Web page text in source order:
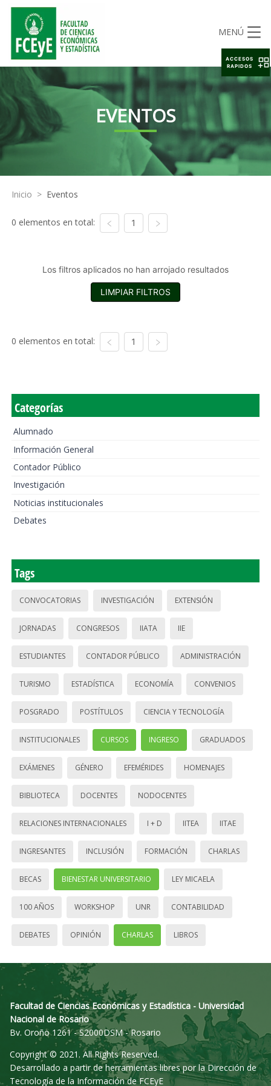
MENÚ
EVENTOS
Inicio > Eventos
0 elementos en total: 1
Los filtros aplicados no han arrojado resultados
LIMPIAR FILTROS
0 elementos en total: 1
Categorías
Alumnado
Información General
Contador Público
Investigación
Noticias institucionales
Debates
Tags
CONVOCATORIAS INVESTIGACIÓN EXTENSIÓN
JORNADAS CONGRESOS IIATA IIE
ESTUDIANTES CONTADOR PÚBLICO ADMINISTRACIÓN
TURISMO ESTADÍSTICA ECONOMÍA CONVENIOS
POSGRADO POSTÍTULOS CIENCIA Y TECNOLOGÍA
INSTITUCIONALES CURSOS INGRESO GRADUADOS
EXÁMENES GÉNERO EFEMÉRIDES HOMENAJES
BIBLIOTECA DOCENTES NODOCENTES
RELACIONES INTERNACIONALES I + D IITEA IITAE
INGRESANTES INCLUSIÓN FORMACIÓN CHARLAS
BECAS BIENESTAR UNIVERSITARIO LEY MICAELA
100 AÑOS WORKSHOP UNR CONTABILIDAD
DEBATES OPINIÓN CHARLAS LIBROS
Facultad de Ciencias Económicas y Estadística - Universidad
Nacional de Rosario
Bv. Oroño 1261 - S2000DSM - Rosario
Copyright © 2021. All Rights Reserved.
Desarrollado a partir de herramientas libres por la Dirección de
Tecnología de la Información de FCEyE
ACCESOS
RAPIDOS